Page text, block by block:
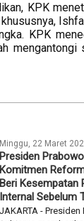
KPK
KPK
mengantongi
Minggu, 22 Maret
Presiden
Komitmen
Beri Kesempatan
Internal Sebelum
JAKARTA - Presiden